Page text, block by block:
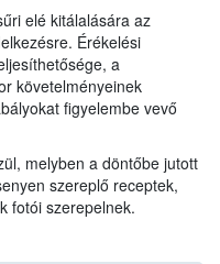
elé kitálalására az
Érékelési
a
követelményeinek
figyelembe vevő
melyben a döntőbe jutott
szereplő receptek,
fotói szerepelnek.